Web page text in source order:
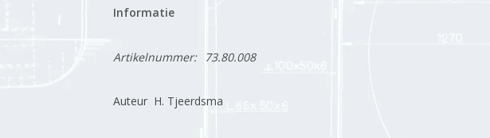
Informatie
Artikelnummer: 73.80.008
Auteur H. Tjeerdsma